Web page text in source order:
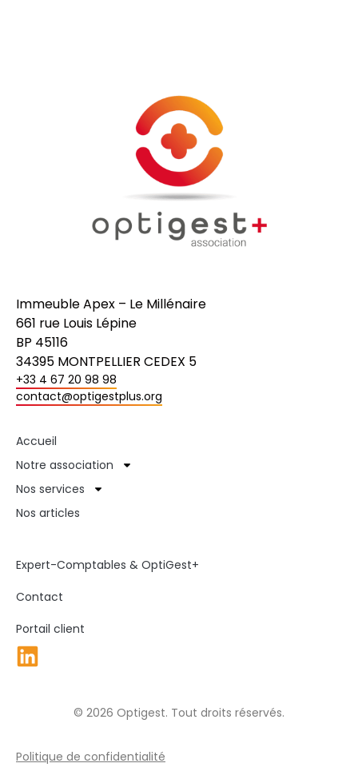
Immeuble Apex – Le Millénaire
661 rue Louis Lépine
BP 45116
34395 MONTPELLIER CEDEX 5
+33 4 67 20 98 98
contact@optigestplus.org
Accueil
Notre association
Nos services
Nos articles
Expert-Comptables & OptiGest+
Contact
Portail client
© 2026 Optigest. Tout droits réservés.
Politique de confidentialité